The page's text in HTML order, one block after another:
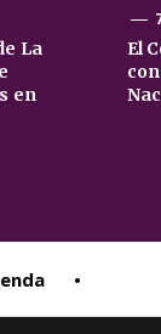
La
en
El
•